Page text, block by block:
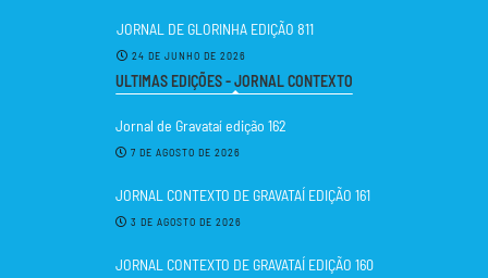
JORNAL DE GLORINHA EDIÇÃO 811
24 DE JUNHO DE 2026
ULTIMAS EDIÇÕES - JORNAL CONTEXTO
Jornal de Gravataí edição 162
7 DE AGOSTO DE 2026
JORNAL CONTEXTO DE GRAVATAÍ EDIÇÃO 161
3 DE AGOSTO DE 2026
JORNAL CONTEXTO DE GRAVATAÍ EDIÇÃO 160